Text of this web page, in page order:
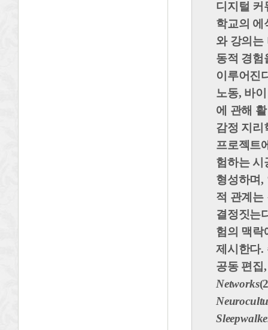
디지털 커
학교의 에
와 강의는
동적 경험
이루어진
노동, 바
에 관해
감정 지리
프로젝트
험하는 시
형성하며,
적 관계는
결정짓는
험의 맥락
제시한다
공동 편집
Networks